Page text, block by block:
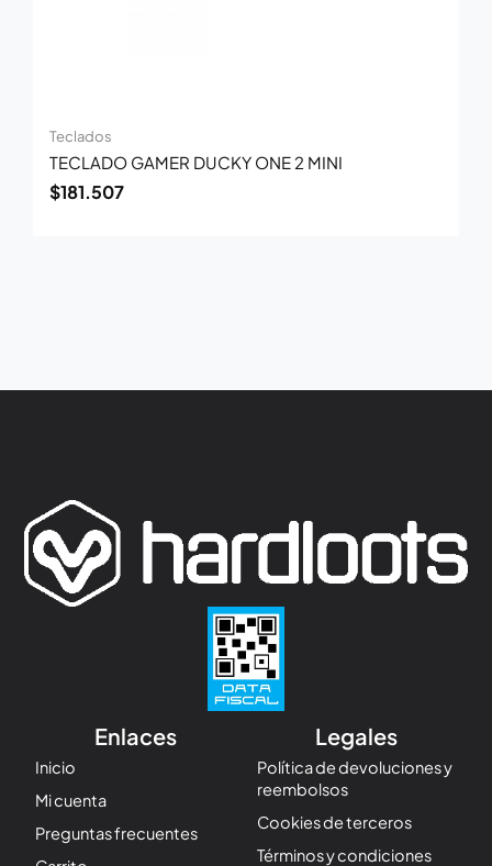
Teclados
TECLADO GAMER DUCKY ONE 2 MINI
$181.507
Enlaces
Inicio
Mi cuenta
Preguntas frecuentes
Legales
Política de devoluciones y
reembolsos
Cookies de terceros
Términos y condiciones